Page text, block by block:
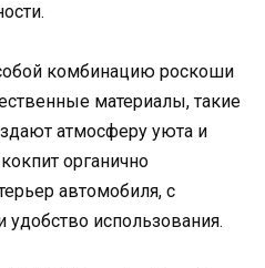
комбинацию роскоши
материалы, такие
атмосферу уюта и
органично
автомобиля, с
использования.